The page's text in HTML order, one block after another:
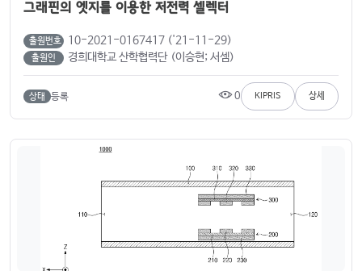
그래핀의 엣지를 이용한 저전력 셀렉터
출원번호 10-2021-0167417 ('21-11-29)
출원인 경희대학교 산학협력단 (이승현; 서셈)
상태 등록 0 KIPRIS 상세